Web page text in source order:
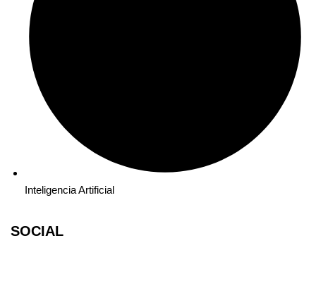
Inteligencia Artificial
SOCIAL